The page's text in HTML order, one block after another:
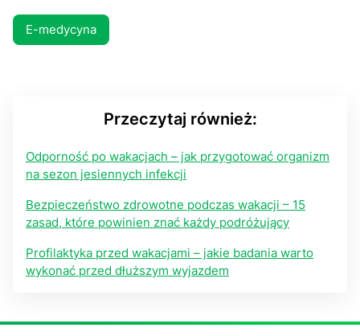
E-medycyna
Przeczytaj również:
Odporność po wakacjach – jak przygotować organizm
na sezon jesiennych infekcji
Bezpieczeństwo zdrowotne podczas wakacji – 15
zasad, które powinien znać każdy podróżujący
Profilaktyka przed wakacjami – jakie badania warto
wykonać przed dłuższym wyjazdem